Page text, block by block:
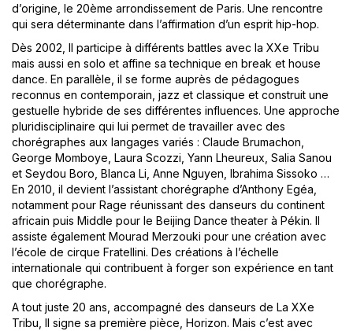
d’origine, le 20ème arrondissement de Paris. Une rencontre
qui sera déterminante dans l’affirmation d’un esprit hip-hop.
Dès 2002, Il participe à différents battles avec la XXe Tribu
mais aussi en solo et affine sa technique en break et house
dance. En parallèle, il se forme auprès de pédagogues
reconnus en contemporain, jazz et classique et construit une
gestuelle hybride de ses différentes influences. Une approche
pluridisciplinaire qui lui permet de travailler avec des
chorégraphes aux langages variés : Claude Brumachon,
George Momboye, Laura Scozzi, Yann Lheureux, Salia Sanou
et Seydou Boro, Blanca Li, Anne Nguyen, Ibrahima Sissoko …
En 2010, il devient l’assistant chorégraphe d’Anthony Egéa,
notamment pour Rage réunissant des danseurs du continent
africain puis Middle pour le Beijing Dance theater à Pékin. Il
assiste également Mourad Merzouki pour une création avec
l’école de cirque Fratellini. Des créations à l’échelle
internationale qui contribuent à forger son expérience en tant
que chorégraphe.
A tout juste 20 ans, accompagné des danseurs de La XXe
Tribu, Il signe sa première pièce, Horizon. Mais c’est avec